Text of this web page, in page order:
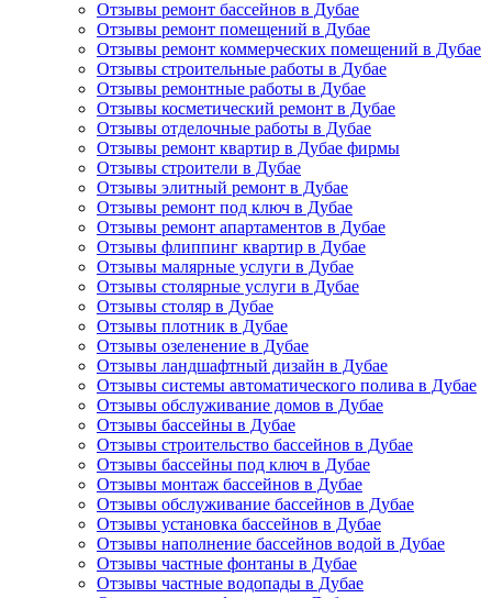
Отзывы ремонт бассейнов в Дубае
Отзывы ремонт помещений в Дубае
Отзывы ремонт коммерческих помещений в Дубае
Отзывы строительные работы в Дубае
Отзывы ремонтные работы в Дубае
Отзывы косметический ремонт в Дубае
Отзывы отделочные работы в Дубае
Отзывы ремонт квартир в Дубае фирмы
Отзывы строители в Дубае
Отзывы элитный ремонт в Дубае
Отзывы ремонт под ключ в Дубае
Отзывы ремонт апартаментов в Дубае
Отзывы флиппинг квартир в Дубае
Отзывы малярные услуги в Дубае
Отзывы столярные услуги в Дубае
Отзывы столяр в Дубае
Отзывы плотник в Дубае
Отзывы озеленение в Дубае
Отзывы ландшафтный дизайн в Дубае
Отзывы системы автоматического полива в Дубае
Отзывы обслуживание домов в Дубае
Отзывы бассейны в Дубае
Отзывы строительство бассейнов в Дубае
Отзывы бассейны под ключ в Дубае
Отзывы монтаж бассейнов в Дубае
Отзывы обслуживание бассейнов в Дубае
Отзывы установка бассейнов в Дубае
Отзывы наполнение бассейнов водой в Дубае
Отзывы частные фонтаны в Дубае
Отзывы частные водопады в Дубае